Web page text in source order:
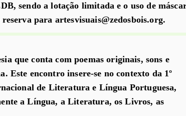
sendo a lotação limitada e o uso de
para artesvisuais@zedosbois.org.
que conta com poemas originais, sons e
Este encontro insere-se no contexto da 1º
de Literatura e Língua Portuguesa,
a Língua, a Literatura, os Livros, as